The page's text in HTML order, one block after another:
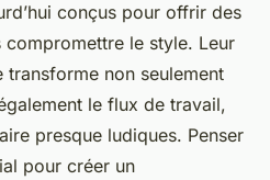
conçus pour offrir des
compromettre le style. Leur
transforme non seulement
le flux de travail,
presque ludiques. Penser
pour créer un